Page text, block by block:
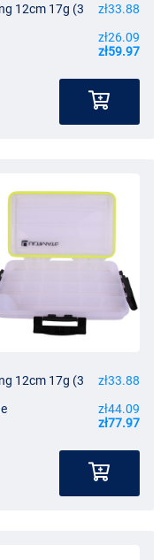
12cm 17g (3
zł33.88
zł26.09
zł59.97
12cm 17g (3
zł33.88
zł44.09
zł77.97